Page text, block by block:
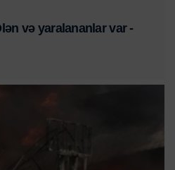
və yaralananlar var -